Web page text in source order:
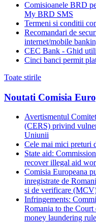
Comisioanele BRD
My BRD SMS
Termeni si conditii
Recomandari de
internet/mobile
CEC Bank - Ghid
Cinci banci permit
Toate stirile
Noutati Comisia
Avertismentul
(CERS) privind
Uniunii
Cele mai mici preturi
State aid:
recover illegal aid
Comisia Europeana
inregistrate de
si de verificare
Infringements:
Romania to the
money laundering